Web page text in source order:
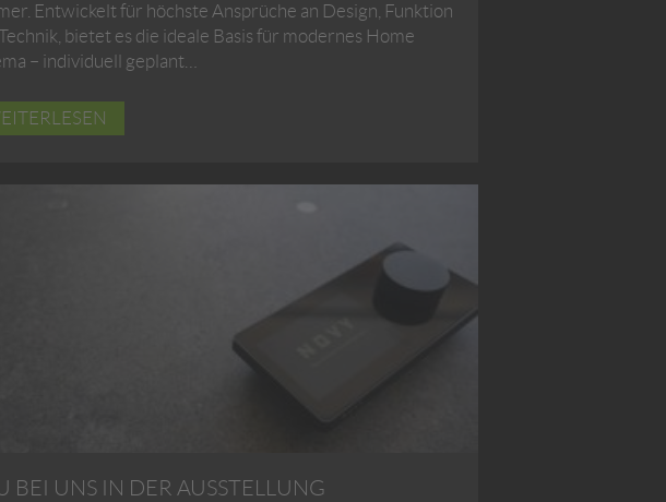
Entwickelt für höchste Ansprüche an Design, Funktion
bietet es die ideale Basis für modernes Home
– individuell geplant…
BEI UNS IN DER AUSSTELLUNG